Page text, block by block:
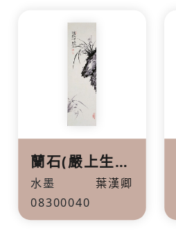
蘭石(嚴上生香花)
水墨
葉漢卿
08300040